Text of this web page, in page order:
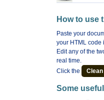
How to use
Paste your
your HTML code
Edit any of the
real time.
Click the
Clean
Some